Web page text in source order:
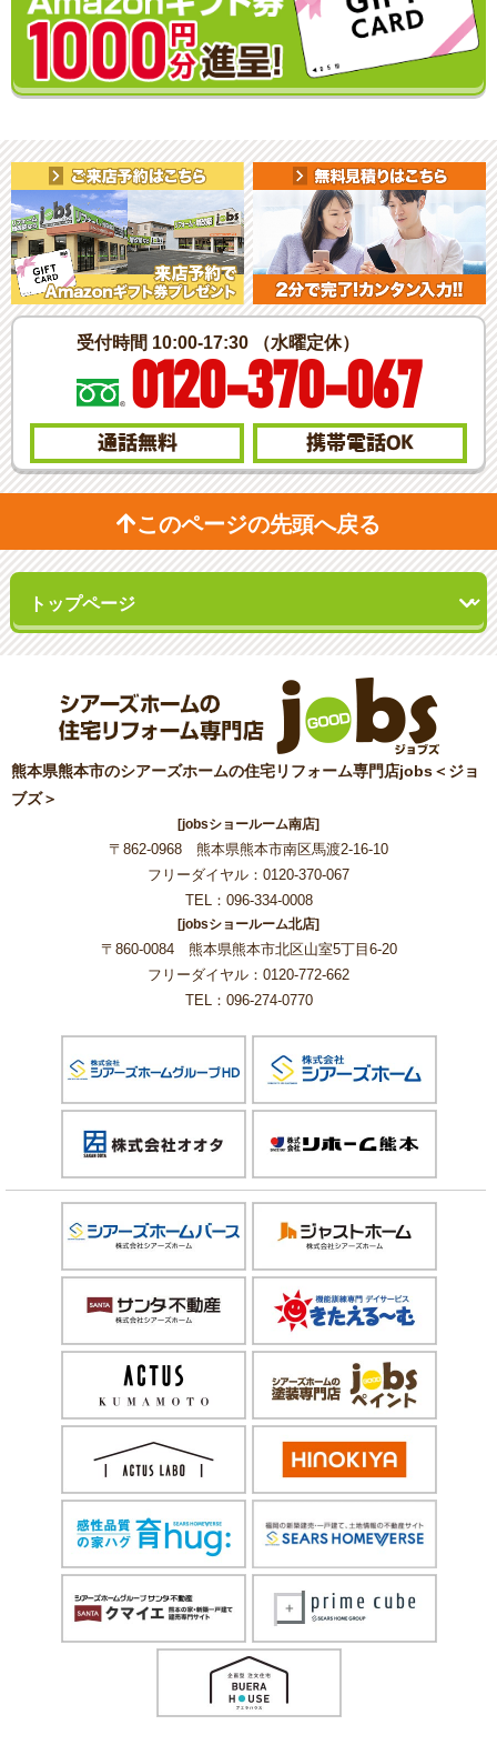
受付時間 10:00-17:30 （水曜定休）
0120-370-067
通話無料 携帯電話OK
このページの先頭へ戻る
熊本県熊本市のシアーズホームの住宅リフォーム専門店jobs＜ジョ
ブズ＞
[jobsショールーム南店]
〒862-0968 熊本県熊本市南区馬渡2-16-10
フリーダイヤル：0120-370-067
TEL：096-334-0008
[jobsショールーム北店]
〒860-0084 熊本県熊本市北区山室5丁目6-20
フリーダイヤル：0120-772-662
TEL：096-274-0770